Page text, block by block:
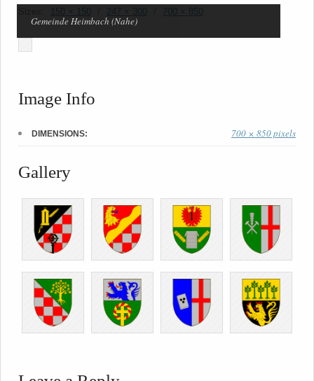
150 × 150 247 × 300 700 × 850
Gemeinde Heimbach (Nahe)
Image Info
DIMENSIONS: 700 × 850 pixels
Gallery